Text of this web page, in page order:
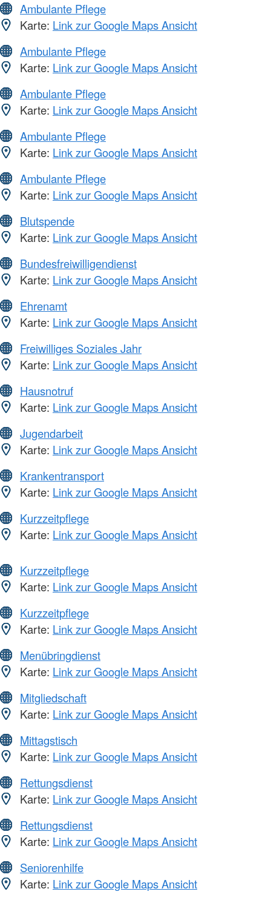
Ambulante Pflege
Karte: Link zur Google Maps Ansicht
Ambulante Pflege
Karte: Link zur Google Maps Ansicht
Ambulante Pflege
Karte: Link zur Google Maps Ansicht
Ambulante Pflege
Karte: Link zur Google Maps Ansicht
Ambulante Pflege
Karte: Link zur Google Maps Ansicht
Blutspende
Karte: Link zur Google Maps Ansicht
Bundesfreiwilligendienst
Karte: Link zur Google Maps Ansicht
Ehrenamt
Karte: Link zur Google Maps Ansicht
Freiwilliges Soziales Jahr
Karte: Link zur Google Maps Ansicht
Hausnotruf
Karte: Link zur Google Maps Ansicht
Jugendarbeit
Karte: Link zur Google Maps Ansicht
Krankentransport
Karte: Link zur Google Maps Ansicht
Kurzzeitpflege
Karte: Link zur Google Maps Ansicht
Kurzzeitpflege
Karte: Link zur Google Maps Ansicht
Kurzzeitpflege
Karte: Link zur Google Maps Ansicht
Menübringdienst
Karte: Link zur Google Maps Ansicht
Mitgliedschaft
Karte: Link zur Google Maps Ansicht
Mittagstisch
Karte: Link zur Google Maps Ansicht
Rettungsdienst
Karte: Link zur Google Maps Ansicht
Rettungsdienst
Karte: Link zur Google Maps Ansicht
Seniorenhilfe
Karte: Link zur Google Maps Ansicht